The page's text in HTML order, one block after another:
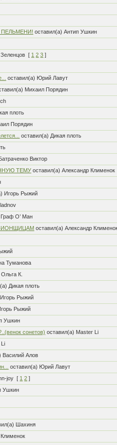
оставил(а) Антип Ушкин
[ 1 2 3 ]
оставил(а) Юрий Лавут
Михаил Порядин
плоть
Порядин
оставил(а) Дикая плоть
Виктор
ТЕМУ оставил(а) Александр Клименок
Игорь Рыжий
Граф О’ Ман
оставил(а) Александр
Туманова
К.
Дикая плоть
Рыжий
Рыжий
Ушкин
сонетов) оставил(а) Master Li
Василий Алов
оставил(а) Юрий Лавут
joy [ 1 2 ]
Ушкин
Шахиня